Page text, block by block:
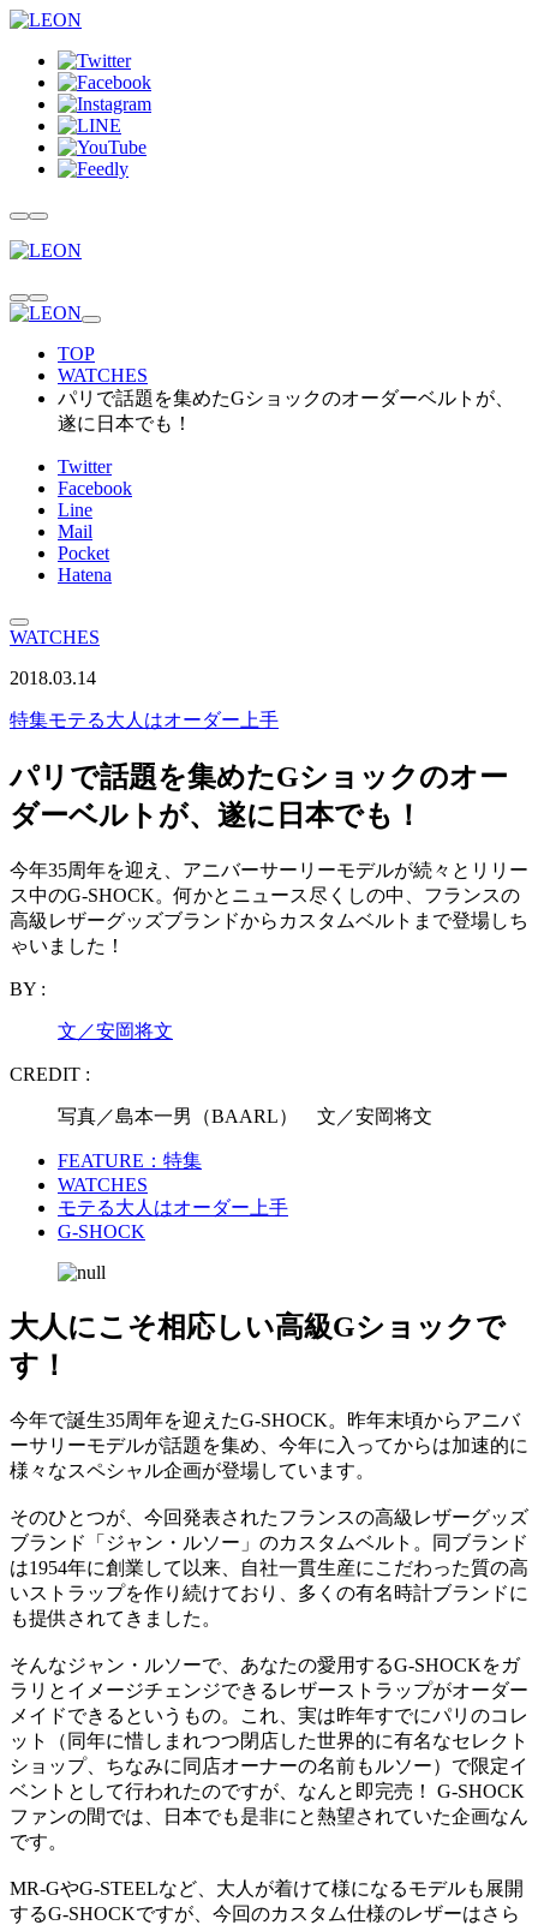
TOP
WATCHES
パリで話題を集めたGショックのオーダーベルトが、
遂に日本でも！
Twitter
Facebook
Line
Mail
Pocket
Hatena
WATCHES
2018.03.14
特集モテる大人はオーダー上手
パリで話題を集めたGショックのオー
ダーベルトが、遂に日本でも！
今年35周年を迎え、アニバーサーリーモデルが続々とリリー
ス中のG-SHOCK。何かとニュース尽くしの中、フランスの
高級レザーグッズブランドからカスタムベルトまで登場しち
ゃいました！
BY :
文／安岡将文
CREDIT :
写真／島本一男（BAARL） 文／安岡将文
FEATURE：特集
WATCHES
モテる大人はオーダー上手
G-SHOCK
大人にこそ相応しい高級Gショックで
す！
今年で誕生35周年を迎えたG-SHOCK。昨年末頃からアニバ
ーサリーモデルが話題を集め、今年に入ってからは加速的に
様々なスペシャル企画が登場しています。
そのひとつが、今回発表されたフランスの高級レザーグッズ
ブランド「ジャン・ルソー」のカスタムベルト。同ブランド
は1954年に創業して以来、自社一貫生産にこだわった質の高
いストラップを作り続けており、多くの有名時計ブランドに
も提供されてきました。
そんなジャン・ルソーで、あなたの愛用するG-SHOCKをガ
ラリとイメージチェンジできるレザーストラップがオーダー
メイドできるというもの。これ、実は昨年すでにパリのコレ
ット（同年に惜しまれつつ閉店した世界的に有名なセレクト
ショップ、ちなみに同店オーナーの名前もルソー）で限定イ
ベントとして行われたのですが、なんと即完売！ G-SHOCK
ファンの間では、日本でも是非にと熱望されていた企画なん
です。
MR-GやG-STEELなど、大人が着けて様になるモデルも展開
するG-SHOCKですが、今回のカスタム仕様のレザーはさら